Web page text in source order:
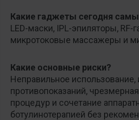
Какие гаджеты сегодня
LED-маски, IPL-эпиляторы, RF-
микротоковые массажеры и
Какие основные риски?
Неправильное использование,
противопоказаний,
процедур и сочетание
ботулинотерапией без